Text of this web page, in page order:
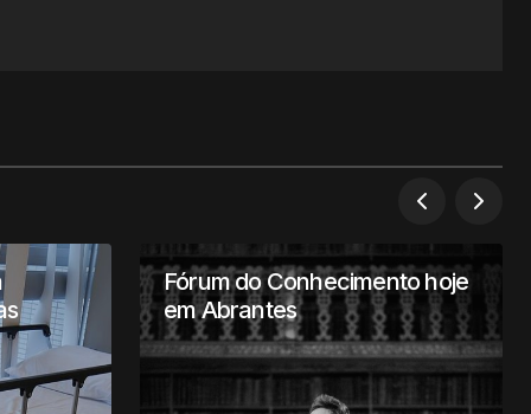
Fórum do Conhecimento hoje
em Abrantes